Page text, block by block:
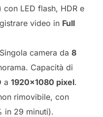
con LED flash, HDR e
video in Full
camera da 8
Capacità di
a 1920×1080 pixel.
rimovibile, con
in 29 minuti).